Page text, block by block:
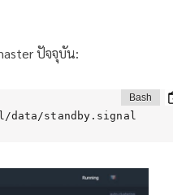
ปัจจุบัน:
standby.signal